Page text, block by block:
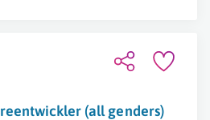
(all genders)